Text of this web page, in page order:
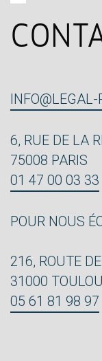
INFO@LEGAL-
6, RUE DE LA
75008 PARIS
01 47 00 03 33
POUR NOUS
216, ROUTE
31000
05 61 81 98 97